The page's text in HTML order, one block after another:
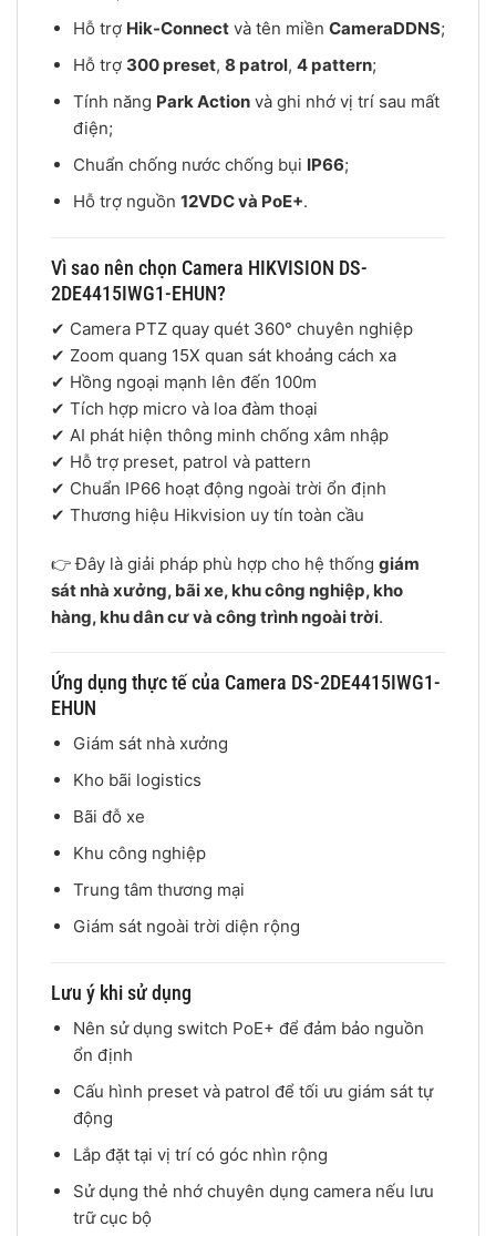
Hỗ trợ Hik-Connectvà tên miền CameraDDNS;
Hỗ trợ 300 preset, 8 patrol, 4 pattern;
Tính năng Park Actionvà ghi nhớ vị trí sau mất
điện;
Chuẩn chống nước chống bụi IP66;
Hỗ trợ nguồn 12VDC và PoE+.
Vì sao nên chọn Camera HIKVISION DS-
2DE4415IWG1-EHUN?
✔ Camera PTZ quay quét 360° chuyên nghiệp
✔ Zoom quang 15X quan sát khoảng cách xa
✔ Hồng ngoại mạnh lên đến 100m
✔ Tích hợp micro và loa đàm thoại
✔ AI phát hiện thông minh chống xâm nhập
✔ Hỗ trợ preset, patrol và pattern
✔ Chuẩn IP66 hoạt động ngoài trời ổn định
✔ Thương hiệu Hikvision uy tín toàn cầu
👉 Đây là giải pháp phù hợp cho hệ thống giám
sát nhà xưởng, bãi xe, khu công nghiệp, kho
hàng, khu dân cư và công trình ngoài trời.
Ứng dụng thực tế của Camera DS-2DE4415IWG1-
EHUN
Giám sát nhà xưởng
Kho bãi logistics
Bãi đỗ xe
Khu công nghiệp
Trung tâm thương mại
Giám sát ngoài trời diện rộng
Lưu ý khi sử dụng
Nên sử dụng switch PoE+ để đảm bảo nguồn
ổn định
Cấu hình preset và patrol để tối ưu giám sát tự
động
Lắp đặt tại vị trí có góc nhìn rộng
Sử dụng thẻ nhớ chuyên dụng camera nếu lưu
trữ cục bộ